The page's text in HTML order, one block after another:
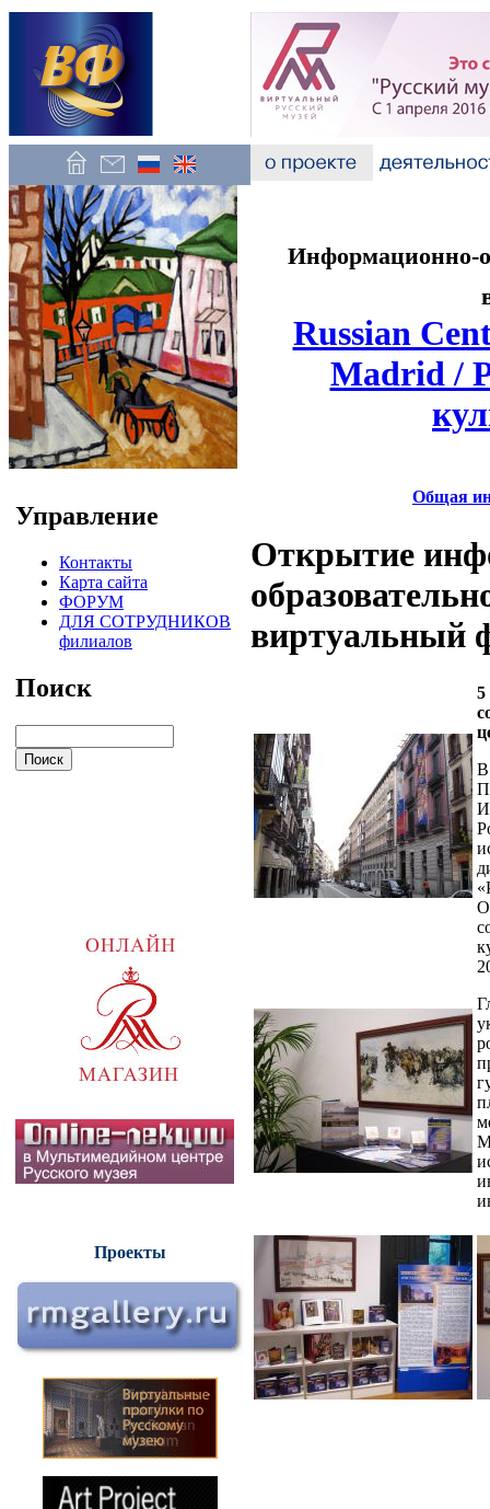
Управление
Контакты
Карта сайта
ФОРУМ
ДЛЯ СОТРУДНИКОВ
филиалов
Поиск
Проекты
Информационно-
Russian
Madrid /
Общая
Открытие
виртуальный
5
В